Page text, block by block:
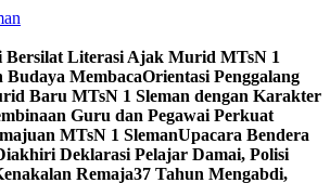
Bersilat Literasi Ajak Murid MTsN 1
Budaya MembacaOrientasi Penggalang
Baru MTsN 1 Sleman dengan Karakter
Guru dan Pegawai Perkuat
MTsN 1 SlemanUpacara Bendera
Deklarasi Pelajar Damai, Polisi
Remaja37 Tahun Mengabdi,